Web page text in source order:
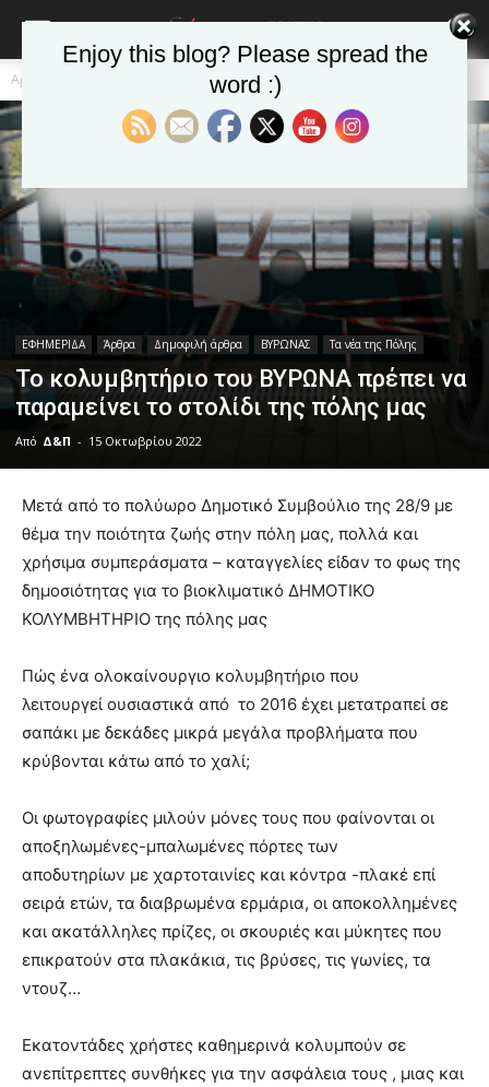
Αρχική Άρθρα
ΕΦΗΜΕΡΙΔΑ Άρθρα Δημοφιλή άρθρα ΒΥΡΩΝΑΣ Τα νέα της Πόλης
Το κολυμβητήριο του ΒΥΡΩΝΑ πρέπει να
παραμείνει το στολίδι της πόλης μας
Από Δ&Π - 15 Οκτωβρίου 2022
lesbians
very
cam
show.desi
xxx
teaches
you
meaning
pornhun
porn
Μετά από το πολύωρο Δημοτικό Συμβούλιο της 28/9 με
θέμα την ποιότητα ζωής στην πόλη μας, πολλά και
χρήσιμα συμπεράσματα – καταγγελίες είδαν το φως της
δημοσιότητας για το βιοκλιματικό ΔΗΜΟΤΙΚΟ
ΚΟΛΥΜΒΗΤΗΡΙΟ της πόλης μας
Πώς ένα ολοκαίνουργιο κολυμβητήριο που
λειτουργεί ουσιαστικά από το 2016 έχει μετατραπεί σε
σαπάκι με δεκάδες μικρά μεγάλα προβλήματα που
κρύβονται κάτω από το χαλί;
Οι φωτογραφίες μιλούν μόνες τους που φαίνονται οι
αποξηλωμένες-μπαλωμένες πόρτες των
αποδυτηρίων με χαρτοταινίες και κόντρα -πλακέ επί
σειρά ετών, τα διαβρωμένα ερμάρια, οι αποκολλημένες
και ακατάλληλες πρίζες, οι σκουριές και μύκητες που
επικρατούν στα πλακάκια, τις βρύσες, τις γωνίες, τα
ντουζ…
Εκατοντάδες χρήστες καθημερινά κολυμπούν σε
ανεπίτρεπτες συνθήκες για την ασφάλεια τους , μιας και
Enjoy this blog? Please spread the
word :)